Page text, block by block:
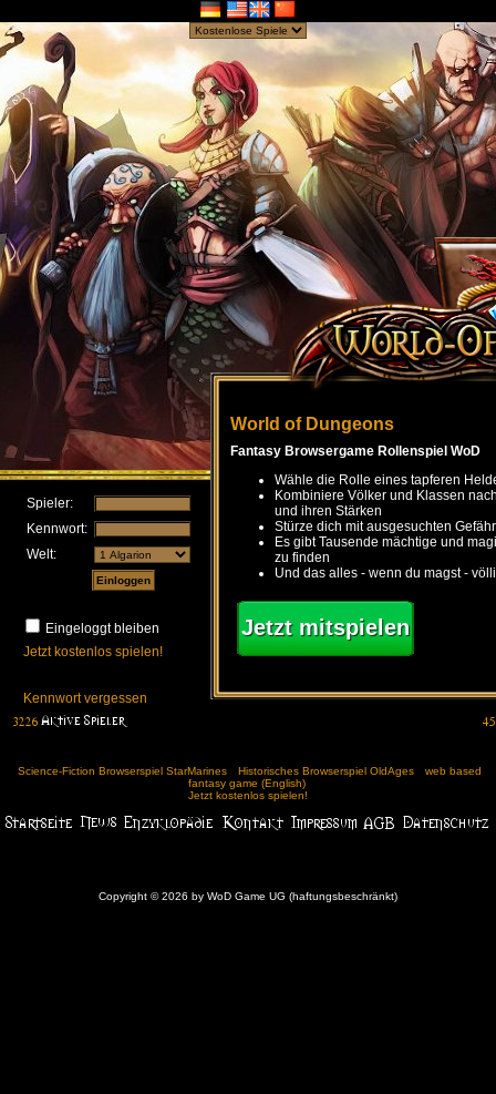
Spieler:
Kennwort:
Welt:
Eingeloggt bleiben
Jetzt kostenlos spielen!
Kennwort vergessen
World of Dungeons
Fantasy Browsergame Rollenspiel WoD
Wähle die Rolle eines tapferen
Kombiniere Völker und Klassen
und ihren Stärken
Stürze dich mit ausgesuchten
Es gibt Tausende mächtige und
zu finden
Und das alles - wenn du magst -
Jetzt mitspielen
Science-Fiction Browserspiel StarMarines Historisches Browserspiel OldAges
web based
fantasy game (English)
Jetzt kostenlos spielen!
Copyright © 2026 by WoD Game UG (haftungsbeschränkt)